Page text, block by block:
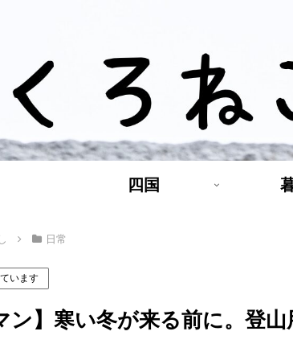
四国
日常
います
ン】寒い冬が来る前に。登